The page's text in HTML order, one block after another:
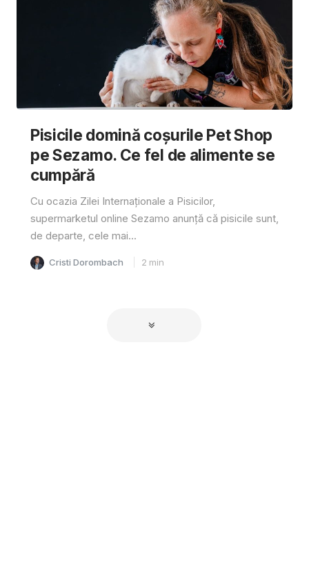
Pisicile domină coșurile Pet Shop
pe Sezamo. Ce fel de alimente se
cumpără
Cu ocazia Zilei Internaționale a Pisicilor,
supermarketul online Sezamo anunță că pisicile sunt,
de departe, cele mai...
Cristi Dorombach 2 min